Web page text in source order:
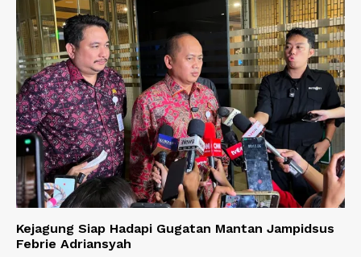
Kejagung Siap Hadapi Gugatan Mantan Jampidsus
Febrie Adriansyah